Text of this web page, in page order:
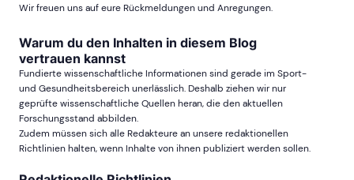
Wir freuen uns auf eure Rückmeldungen und Anregungen.
Warum du den Inhalten in diesem Blog
vertrauen kannst
Fundierte wissenschaftliche Informationen sind gerade im Sport-
und Gesundheitsbereich unerlässlich. Deshalb ziehen wir nur
geprüfte wissenschaftliche Quellen heran, die den aktuellen
Forschungsstand abbilden.
Zudem müssen sich alle Redakteure an unsere redaktionellen
Richtlinien halten, wenn Inhalte von ihnen publiziert werden sollen.